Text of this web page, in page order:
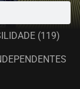
(119)